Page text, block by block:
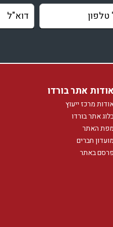
אודות אתר בורדו
מרכז ייעוץ
אתר בורדו
מפת האתר
מועדון חברים
פרסם באתר